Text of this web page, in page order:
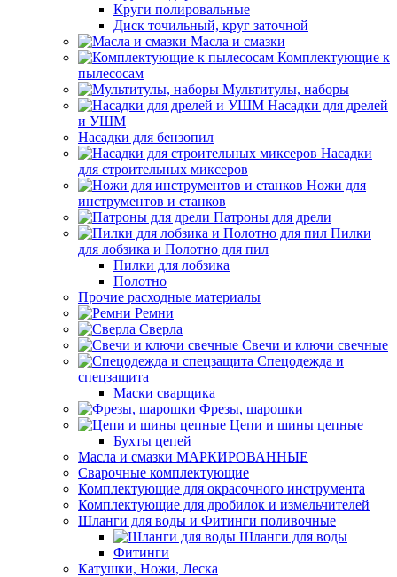
Круги полировальные
Диск точильный, круг заточной
Масла и смазки
Комплектующие к
пылесосам
Мультитулы, наборы
Насадки для дрелей
и УШМ
Насадки для бензопил
Насадки
для строительных миксеров
Ножи для
инструментов и станков
Патроны для дрели
Пилки
для лобзика и Полотно для пил
Пилки для лобзика
Полотно
Прочие расходные материалы
Ремни
Сверла
Свечи и ключи свечные
Спецодежда и
спецзащита
Маски сварщика
Фрезы, шарошки
Цепи и шины цепные
Бухты цепей
Масла и смазки МАРКИРОВАННЫЕ
Сварочные комплектующие
Комплектующие для окрасочного инструмента
Комплектующие для дробилок и измельчителей
Шланги для воды и Фитинги поливочные
Шланги для воды
Фитинги
Катушки, Ножи, Леска